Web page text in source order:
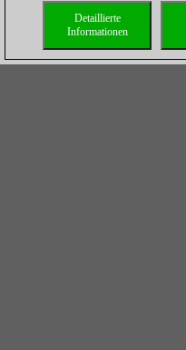
Detaillierte
Informationen